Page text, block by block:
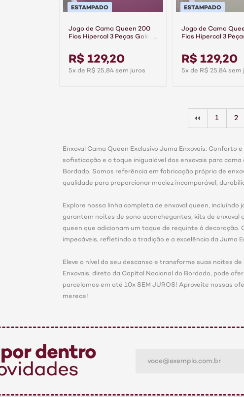
ESTAMPADO
Jogo de Cama Queen 200
Fios Hipercal 3 Peças Gold -
R$ 129,20
5x de R$ 25,84 sem juros
ESTAMPADO
Jogo de Cama
Fios Hipercal 3
R$ 129,20
5x de R$ 25,84 sem
1 2
Enxoval Cama Queen Exclusivo Juma Enxovais:
sofisticação e o toque inigualável dos enxovais para
Bordado. Somos referência em fabricação própria de
qualidade para proporcionar maciez incomparável,
Explore nossa linha completa de enxoval queen,
garantem noites de sono aconchegantes, kits de enxoval
queen que adicionam um toque de requinte à
impecáveis, refletindo a tradição e a excelência da Juma
Eleve o nível do seu descanso e transforme suas noites
Enxovais, direto da Capital Nacional do Bordado, pode
parcelamos em até 10x SEM JUROS! Aproveite nossas
merece!
dentro